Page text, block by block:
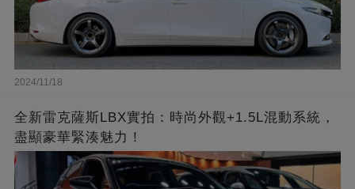
2024/11/18
全新雷克薩斯LBX實拍：時尚外觀+1.5L混動系統，
盡顯豪華緊湊魅力！